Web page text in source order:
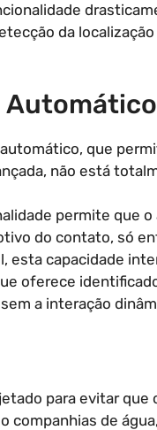
da
Automático
que
não está
permite que
do contato, só
esta capacidade
oferece
a interação
para evitar
companhias de